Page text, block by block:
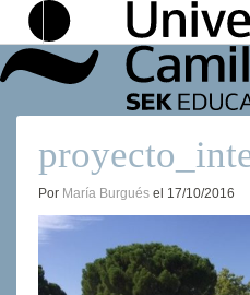
Universidad
Camilo
José
Cela
Por María Burgués el 17/10/2016